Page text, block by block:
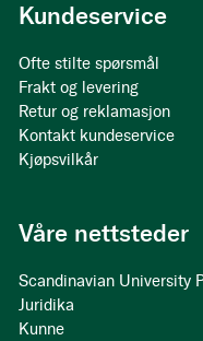
Kundeservice
Ofte stilte spørsmål
Frakt og levering
Retur og reklamasjon
Kontakt kundeservice
Kjøpsvilkår
Våre nettsteder
Scandinavian University
Juridika
Kunne